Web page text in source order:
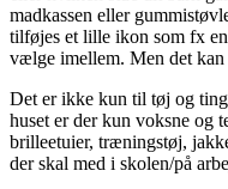
madkassen eller
tilføjes et lille ikon som fx
vælge imellem. Men det
Det er ikke kun til tøj og
huset er der kun voksne og
brilleetuier, træningstøj,
der skal med i skolen/på